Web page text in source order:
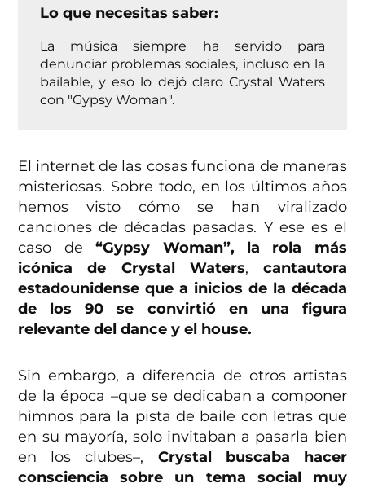
Lo que necesitas saber:
La música siempre ha servido para
denunciar problemas sociales, incluso en la
bailable, y eso lo dejó claro Crystal Waters
con "Gypsy Woman".
El internet de las cosas funciona de maneras
misteriosas. Sobre todo, en los últimos años
hemos visto cómo se han viralizado
canciones de décadas pasadas. Y ese es el
caso de “Gypsy Woman”, la rola más
icónica de Crystal Waters, cantautora
estadounidense que a inicios de la década
de los 90 se convirtió en una figura
relevante del dance y el house.
Sin embargo, a diferencia de otros artistas
de la época –que se dedicaban a componer
himnos para la pista de baile con letras que
en su mayoría, solo invitaban a pasarla bien
en los clubes–, Crystal buscaba hacer
consciencia sobre un tema social muy